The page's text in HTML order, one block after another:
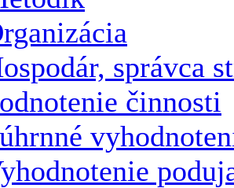
správca
činnosti